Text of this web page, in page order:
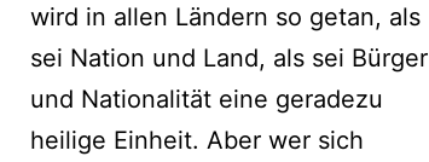
wird in allen Ländern so getan, als
sei Nation und Land, als sei Bürger
und Nationalität eine geradezu
heilige Einheit. Aber wer sich